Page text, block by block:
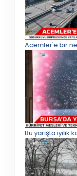
Acemler'e bir
Bu yarışta iyilik